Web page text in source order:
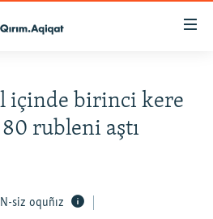
içinde birinci kere
rubleni aştı
siz oquñız